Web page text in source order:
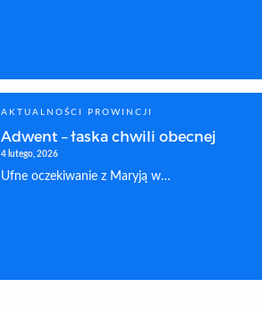
AKTUALNOŚCI PROWINCJI
Adwent – łaska chwili obecnej
4 lutego, 2026
Ufne oczekiwanie z Maryją w…